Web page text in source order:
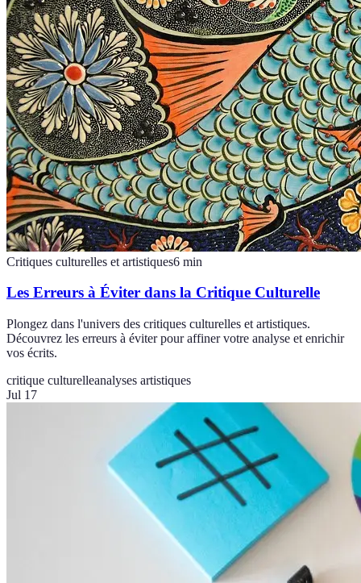
Critiques culturelles et artistiques6 min
Les Erreurs à Éviter dans la Critique Culturelle
Plongez dans l'univers des critiques culturelles et artistiques.
Découvrez les erreurs à éviter pour affiner votre analyse et enrichir
vos écrits.
critique culturelleanalyses artistiques
Jul 17